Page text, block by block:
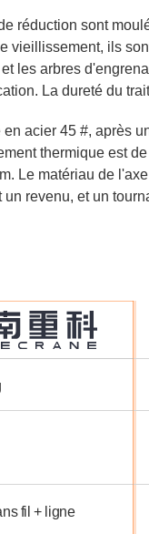
réduction sont
vieillissement, ils
les arbres
La dureté du
acier 45 #, après
thermique est
Le matériau de
revenu, et un
fil + ligne